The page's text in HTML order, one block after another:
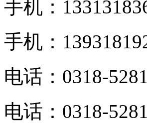
手机：
手机：
电话：0318-
电话：0318-